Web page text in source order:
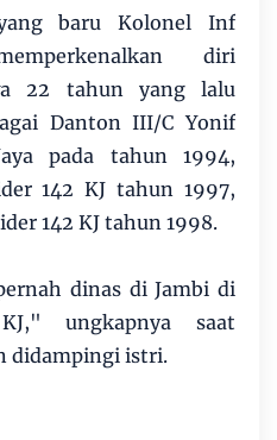
baru Kolonel Inf
diri
22 tahun yang lalu
Danton III/C Yonif
pada tahun 1994,
142 KJ tahun 1997,
142 KJ tahun 1998.
dinas di Jambi di
ungkapnya saat
didampingi istri.